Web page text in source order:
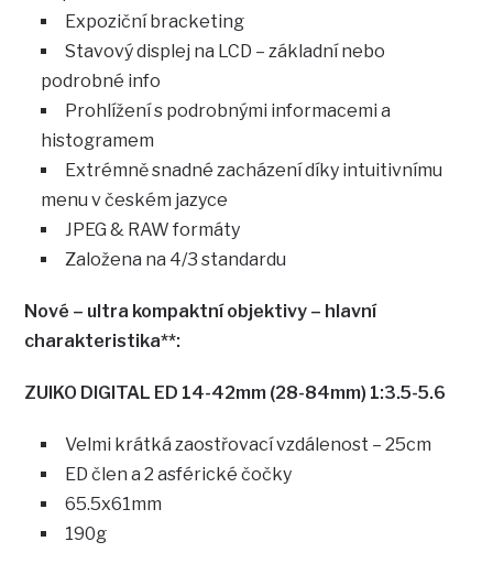
Expoziční bracketing
Stavový displej na LCD – základní nebo
podrobné info
Prohlížení s podrobnými informacemi a
histogramem
Extrémně snadné zacházení díky intuitivnímu
menu v českém jazyce
JPEG & RAW formáty
Založena na 4/3 standardu
Nové – ultra kompaktní objektivy – hlavní
charakteristika**:
ZUIKO DIGITAL ED 14-42mm (28-84mm) 1:3.5-5.6
Velmi krátká zaostřovací vzdálenost – 25cm
ED člen a 2 asférické čočky
65.5x61mm
190g